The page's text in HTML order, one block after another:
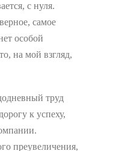
с нуля.
самое
особой
на мой взгляд,
труд
к успеху,
преувеличения,